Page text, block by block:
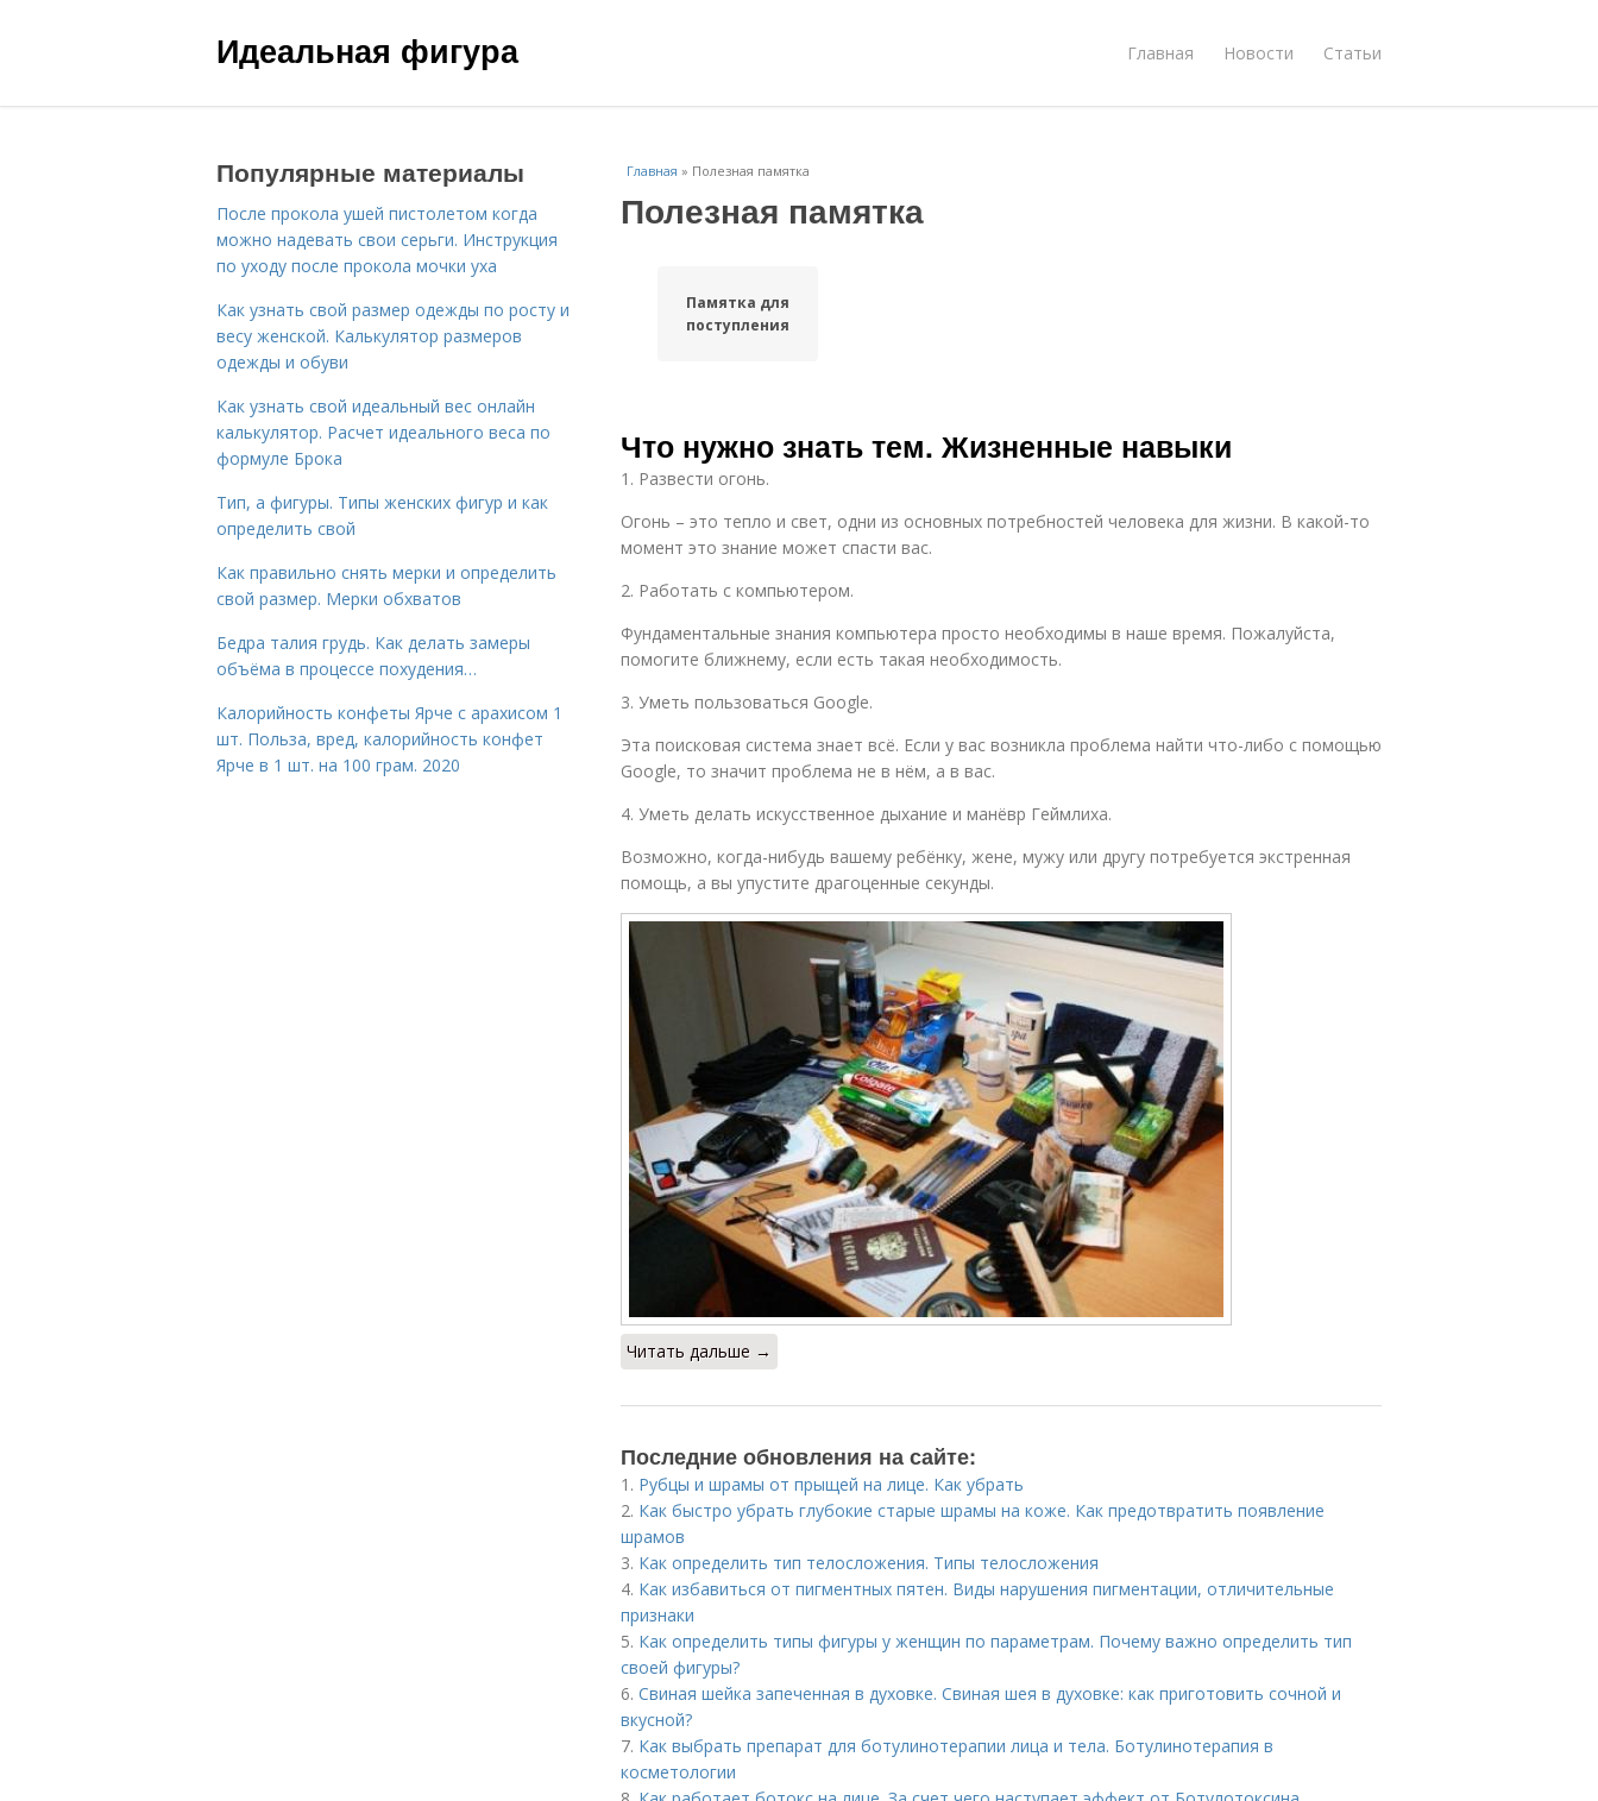
Идеальная фигура Главная Новости Статьи
Главная » Полезная памятка
Полезная памятка
Памятка для
поступления
Что нужно знать тем. Жизненные навыки
1. Развести огонь.
Огонь – это тепло и свет, одни из основных потребностей человека для жизни. В какой-то
момент это знание может спасти вас.
2. Работать с компьютером.
Фундаментальные знания компьютера просто необходимы в наше время. Пожалуйста,
помогите ближнему, если есть такая необходимость.
3. Уметь пользоваться Google.
Эта поисковая система знает всё. Если у вас возникла проблема найти что-либо с помощью
Google, то значит проблема не в нём, а в вас.
4. Уметь делать искусственное дыхание и манёвр Геймлиха.
Возможно, когда-нибудь вашему ребёнку, жене, мужу или другу потребуется экстренная
помощь, а вы упустите драгоценные секунды.
Читать дальше →
Последние обновления на сайте:
1. Рубцы и шрамы от прыщей на лице. Как убрать
2. Как быстро убрать глубокие старые шрамы на коже. Как предотвратить появление
шрамов
3. Как определить тип телосложения. Типы телосложения
4. Как избавиться от пигментных пятен. Виды нарушения пигментации, отличительные
признаки
5. Как определить типы фигуры у женщин по параметрам. Почему важно определить тип
своей фигуры?
6. Свиная шейка запеченная в духовке. Свиная шея в духовке: как приготовить сочной и
вкусной?
7. Как выбрать препарат для ботулинотерапии лица и тела. Ботулинотерапия в
косметологии
Популярные материалы
После прокола ушей пистолетом когда
можно надевать свои серьги. Инструкция
по уходу после прокола мочки уха
Как узнать свой размер одежды по росту и
весу женской. Калькулятор размеров
одежды и обуви
Как узнать свой идеальный вес онлайн
калькулятор. Расчет идеального веса по
формуле Брока
Тип, а фигуры. Типы женских фигур и как
определить свой
Как правильно снять мерки и определить
свой размер. Мерки обхватов
Бедра талия грудь. Как делать замеры
объёма в процессе похудения…
Калорийность конфеты Ярче с арахисом 1
шт. Польза, вред, калорийность конфет
Ярче в 1 шт. на 100 грам. 2020